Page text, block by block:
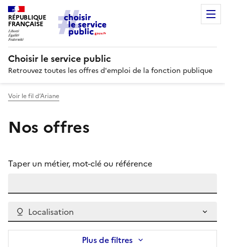
RÉPUBLIQUE
FRANÇAISE
Choisir le service public
Retrouvez toutes les offres d'emploi de la fonction publique
Voir le fil d’Ariane
Nos offres
Taper un métier, mot-clé ou référence
Localisation
Plus de filtres